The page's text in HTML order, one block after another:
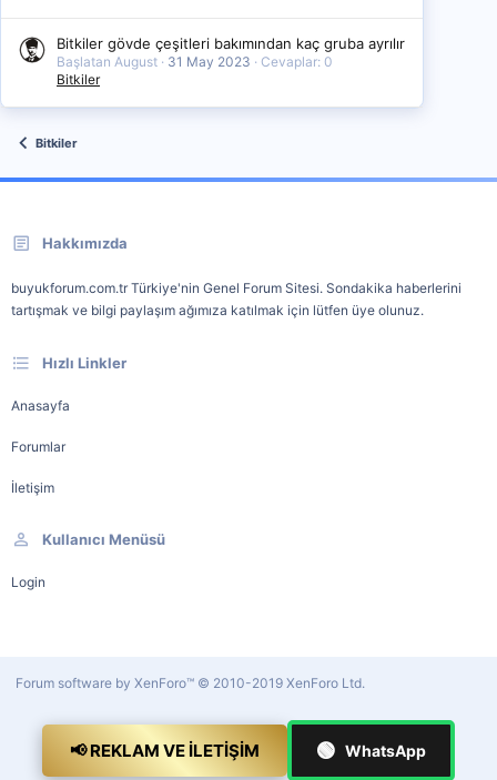
Bitkiler gövde çeşitleri bakımından kaç gruba ayrılır
Başlatan August 31 May 2023
Cevaplar: 0
Bitkiler
Bitkiler
Hakkımızda
buyukforum.com.tr Türkiye'nin Genel Forum Sitesi. Sondakika haberlerini
tartışmak ve bilgi paylaşım ağımıza katılmak için lütfen üye olunuz.
Hızlı Linkler
Anasayfa
Forumlar
İletişim
Kullanıcı Menüsü
Login
Forum software by XenForo™ © 2010-2019 XenForo Ltd.
📢 REKLAM VE İLETIŞIM 🟢 WhatsApp